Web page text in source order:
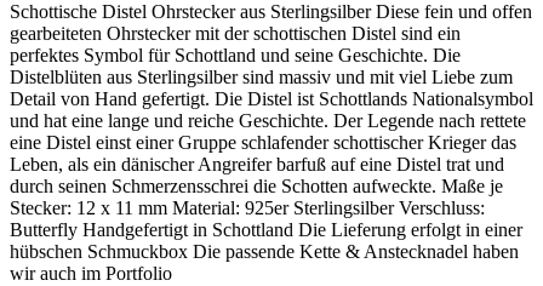
Schottische Distel Ohrstecker aus Sterlingsilber Diese fein und offen
gearbeiteten Ohrstecker mit der schottischen Distel sind ein
perfektes Symbol für Schottland und seine Geschichte. Die
Distelblüten aus Sterlingsilber sind massiv und mit viel Liebe zum
Detail von Hand gefertigt. Die Distel ist Schottlands Nationalsymbol
und hat eine lange und reiche Geschichte. Der Legende nach rettete
eine Distel einst einer Gruppe schlafender schottischer Krieger das
Leben, als ein dänischer Angreifer barfuß auf eine Distel trat und
durch seinen Schmerzensschrei die Schotten aufweckte. Maße je
Stecker: 12 x 11 mm Material: 925er Sterlingsilber Verschluss:
Butterfly Handgefertigt in Schottland Die Lieferung erfolgt in einer
hübschen Schmuckbox Die passende Kette & Anstecknadel haben
wir auch im Portfolio